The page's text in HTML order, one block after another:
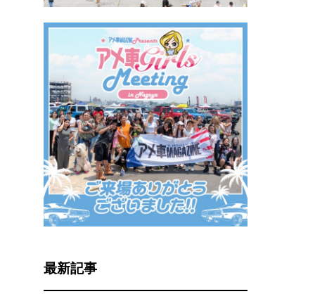
最新記事